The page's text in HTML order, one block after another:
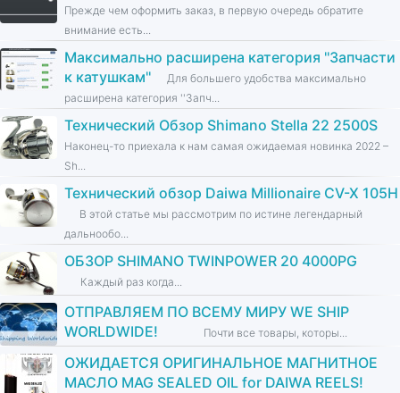
Прежде чем оформить заказ, в первую очередь обратите
внимание есть...
Максимально расширена категория ''Запчасти
к катушкам''
Для большего удобства максимально
расширена категория ''Запч...
Технический Обзор Shimano Stella 22 2500S
Наконец-то приехала к нам самая ожидаемая новинка 2022 –
Sh...
Технический обзор Daiwa Millionaire CV-X 105H
В этой статье мы рассмотрим по истине легендарный
дальнообо...
ОБЗОР SHIMANO TWINPOWER 20 4000PG
Каждый раз когда...
ОТПРАВЛЯЕМ ПО ВСЕМУ МИРУ WE SHIP
WORLDWIDE!
Почти все товары, которы...
ОЖИДАЕТСЯ ОРИГИНАЛЬНОЕ МАГНИТНОЕ
МАСЛО MAG SEALED OIL for DAIWA REELS!